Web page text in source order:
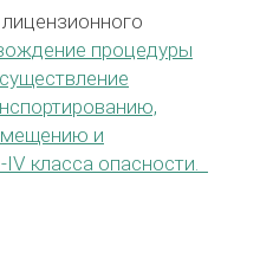
процедуры
и
класса опасности.